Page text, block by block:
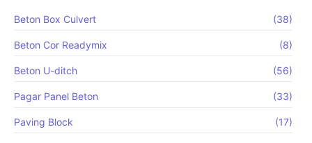
Beton Box Culvert (38)
Beton Cor Readymix (8)
Beton U-ditch (56)
Pagar Panel Beton (33)
Paving Block (17)